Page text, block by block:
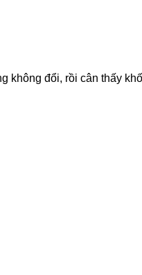
không đổi, rồi cân thấy